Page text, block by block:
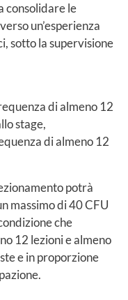
consolidare le
un’esperienza
sotto la supervisione
di almeno 12
stage,
di almeno 12
potrà
massimo di 40 CFU
che
12 lezioni e almeno
e in proporzione